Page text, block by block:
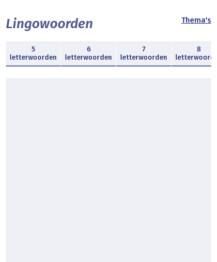
Lingowoorden Thema's
5
letterwoorden
6
letterwoorden
7
letterwoorden
8